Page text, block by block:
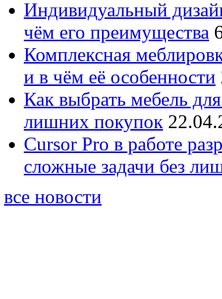
Индивидуальный
чём его преимущества
Комплексная
и в чём её особенности
Как выбрать мебель
лишних покупок
Cursor Pro в работе
сложные задачи без
все новости